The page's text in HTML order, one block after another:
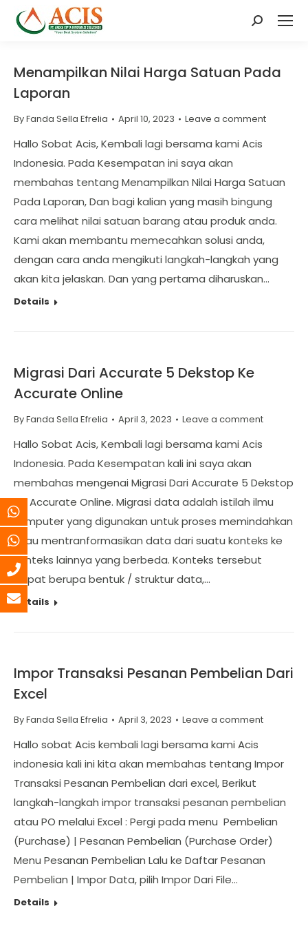
Search:
Menampilkan Nilai Harga Satuan Pada
Laporan
ByFanda Sella Efrelia April 10, 2023 Leave a comment
Hallo Sobat Acis, Kembali lagi bersama kami Acis
Indonesia. Pada Kesempatan ini saya akan
membahas tentang Menampilkan Nilai Harga Satuan
Pada Laporan, Dan bagi kalian yang masih bingung
cara melihat nilai satuan barang atau produk anda.
Kami akan membantu memecahkan solusi anda,
dengan cara anda mengikuti langkah-langkah yang
akan kita jelaskan. Dan yang pertama diharuskan…
Details
Migrasi Dari Accurate 5 Dekstop Ke
Accurate Online
ByFanda Sella Efrelia April 3, 2023 Leave a comment
Hallo Sobat Acis, Kembali lagi bersama kami Acis
Indonesia. Pada Kesempatan kali ini saya akan
membahas mengenai Migrasi Dari Accurate 5 Dekstop
Ke Accurate Online. Migrasi data adalah istilah ilmu
komputer yang digunakan untuk proses memindahkan
atau mentranformasikan data dari suatu konteks ke
konteks lainnya yang berbeda. Konteks tersebut
dapat berupa bentuk / struktur data,…
Details
Impor Transaksi Pesanan Pembelian Dari
Excel
ByFanda Sella Efrelia April 3, 2023 Leave a comment
Hallo sobat Acis kembali lagi bersama kami Acis
indonesia kali ini kita akan membahas tentang Impor
Transaksi Pesanan Pembelian dari excel, Berikut
langkah-langkah impor transaksi pesanan pembelian
atau PO melalui Excel : Pergi pada menu Pembelian
(Purchase) | Pesanan Pembelian (Purchase Order)
Menu Pesanan Pembelian Lalu ke Daftar Pesanan
Pembelian | Impor Data, pilih Impor Dari File…
Details